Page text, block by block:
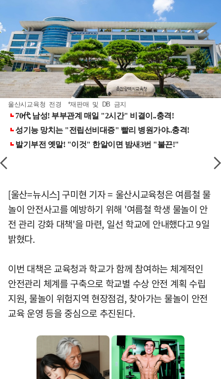
울산시교육청 전경 *재판매 및 DB 금지
[울산=뉴시스] 구미현 기자 = 울산시교육청은 여름철 물
놀이 안전사고를 예방하기 위해 '여름철 학생 물놀이 안
전 관리 강화 대책'을 마련, 일선 학교에 안내했다고 9일
밝혔다.
이번 대책은 교육청과 학교가 함께 참여하는 체계적인
안전관리 체계를 구축으로 학교별 수상 안전 계획 수립
지원, 물놀이 위험지역 현장점검, 찾아가는 물놀이 안전
교육 운영 등을 중심으로 추진된다.